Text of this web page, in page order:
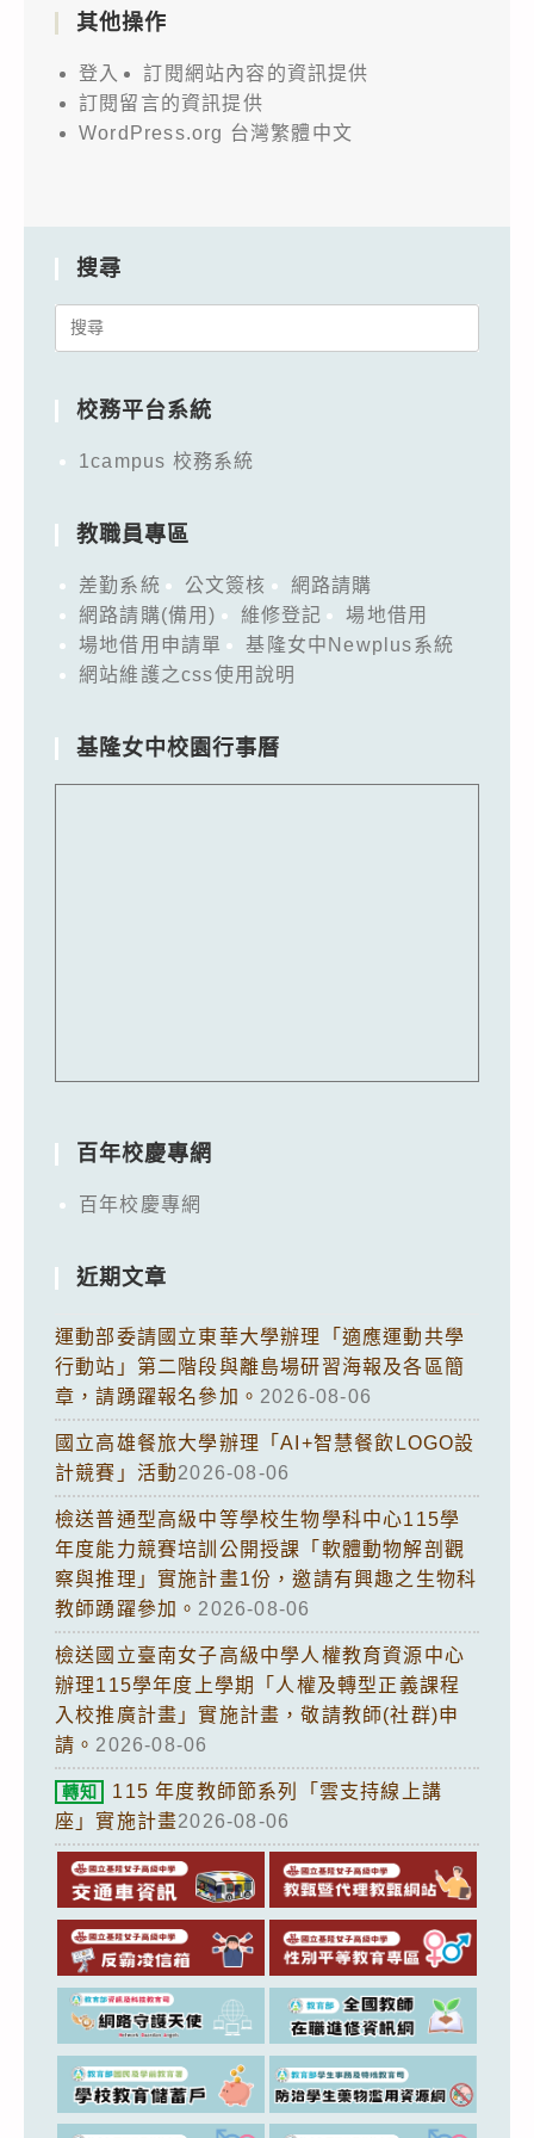
其他操作
登入
訂閱網站內容的資訊提供
訂閱留言的資訊提供
WordPress.org 台灣繁體中文
搜尋
Search
校務平台系統
1campus 校務系統
教職員專區
差勤系統 公文簽核
網路請購
網路請購(備用)
維修登記
場地借用
場地借用申請單
基隆女中Newplus系統
網站維護之css使用說明
基隆女中校園行事曆
百年校慶專網
百年校慶專網
近期文章
運動部委請國立東華大學辦理「適應運動共學
行動站」第二階段與離島場研習海報及各區簡
章，請踴躍報名參加。 2026-08-06
國立高雄餐旅大學辦理「AI+智慧餐飲LOGO設
計競賽」活動2026-08-06
檢送普通型高級中等學校生物學科中心115學
年度能力競賽培訓公開授課「軟體動物解剖觀
察與推理」實施計畫1份，邀請有興趣之生物科
教師踴躍參加。 2026-08-06
檢送國立臺南女子高級中學人權教育資源中心
辦理115學年度上學期「人權及轉型正義課程
入校推廣計畫」實施計畫，敬請教師(社群)申
請。 2026-08-06
轉知
115 年度教師節系列「雲支持線上講
座」實施計畫2026-08-06